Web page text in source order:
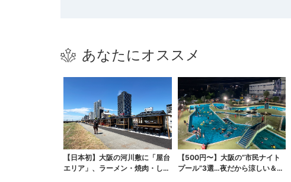
あなたにオススメ
【日本初】大阪の河川敷に「屋台
エリア」、ラーメン・焼肉・しゃ
【500円〜】大阪の“市民ナイト
プール”3選…夜だから涼しい＆コ